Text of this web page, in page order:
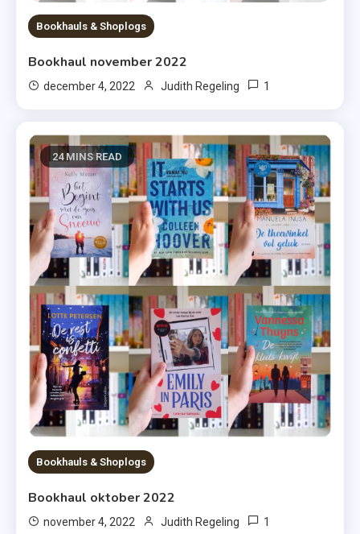
Bookhauls & Shoplogs
Bookhaul november 2022
december 4, 2022 Judith Regeling 1
24 MINS READ
Bookhauls & Shoplogs
Bookhaul oktober 2022
november 4, 2022 Judith Regeling 1